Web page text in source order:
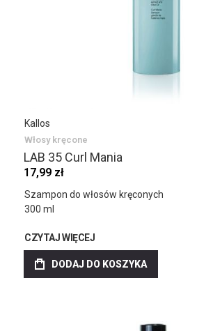
Kallos
Włosy kręcone
LAB 35 Curl Mania
17,99 zł
Szampon do włosów kręconych
300 ml
CZYTAJ WIĘCEJ
DODAJ DO KOSZYKA